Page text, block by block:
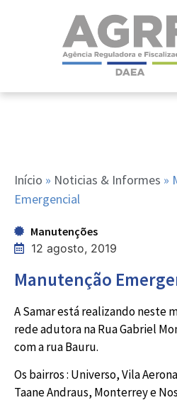
Início » Noticias & Informes »
Emergencial
Manutenções
12 agosto, 2019
Manutenção
A Samar está realizando neste
rede adutora na Rua Gabriel
com a rua Bauru.
Os bairros : Universo, Vila
Taane Andraus, Monterrey e